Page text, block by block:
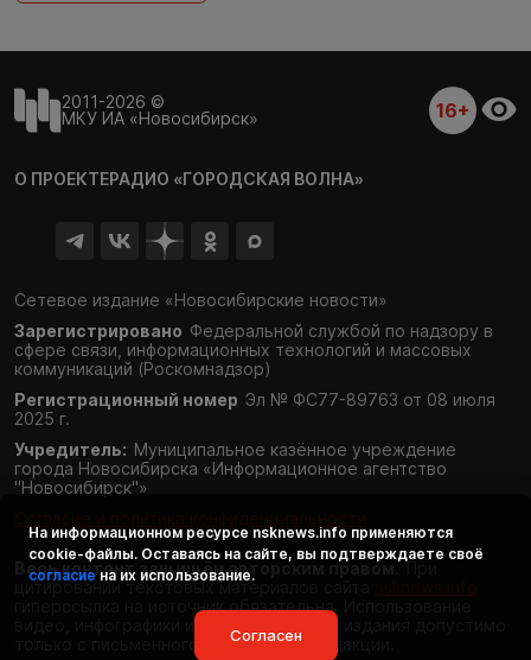
2011-2026 ©
МКУ ИА «Новосибирск»
16+
О ПРОЕКТЕРАДИО «ГОРОДСКАЯ ВОЛНА»
Сетевое издание «Новосибирские новости»
Зарегистрировано Федеральной службой по надзору в
сфере связи, информационных технологий и массовых
коммуникаций (Роскомнадзор)
Регистрационный номер Эл № ФС77-89763 от 08 июля
2025 г.
Учредитель: Муниципальное казённое учреждение
города Новосибирска «Информационное агентство
"Новосибирск"»
Весь контент защищён авторским правом. При
цитировании текстовых материалов сайта
гиперссылка на источник обязательна. Использование
видео, инфографики и фотоматериалов издания допустимо
только с письменного разрешения редакции.
На информационном ресурсе nsknews.info применяются
cookie-файлы. Оставаясь на сайте, вы подтверждаете своё
согласие на их использование.
Согласен